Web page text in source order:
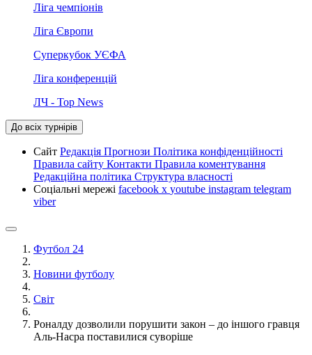
Ліга чемпіонів
Ліга Європи
Суперкубок УЄФА
Ліга конференцій
ЛЧ - Top News
До всіх турнірів
Сайт Редакція Прогнози Політика конфіденційності
Правила сайту Контакти Правила коментування
Редакційна політика Структура власності
Соціальні мережі facebook x youtube instagram telegram
viber
Футбол 24
Новини футболу
Світ
Роналду дозволили порушити закон – до іншого гравця
Аль-Насра поставилися суворіше